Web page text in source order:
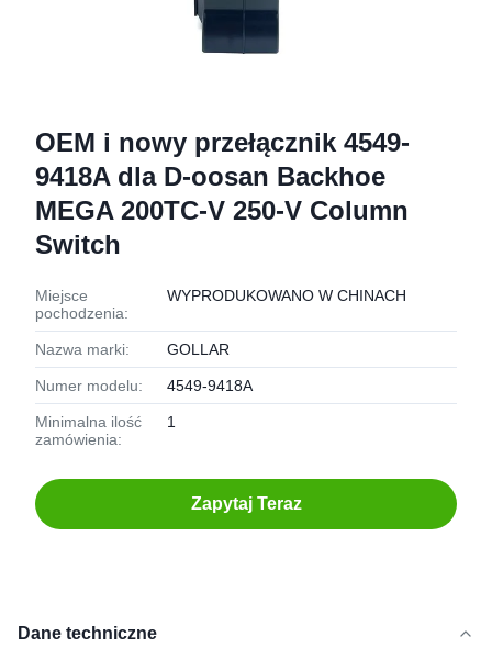
OEM i nowy przełącznik 4549-
9418A dla D-oosan Backhoe
MEGA 200TC-V 250-V Column
Switch
Miejsce
pochodzenia:
WYPRODUKOWANO W CHINACH
Nazwa marki: GOLLAR
Numer modelu: 4549-9418A
Minimalna ilość
zamówienia:
1
Zapytaj Teraz
Dane techniczne